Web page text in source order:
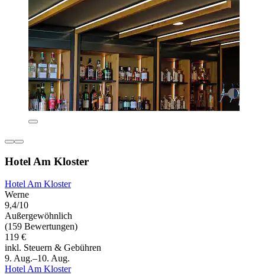
Hotel Am Kloster
Hotel Am Kloster
Werne
9,4/10
Außergewöhnlich
(159 Bewertungen)
119 €
inkl. Steuern & Gebühren
9. Aug.–10. Aug.
Hotel Am Kloster